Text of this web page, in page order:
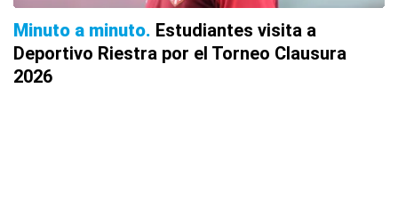
Minuto a minuto Estudiantes visita a
Deportivo Riestra por el Torneo Clausura
2026